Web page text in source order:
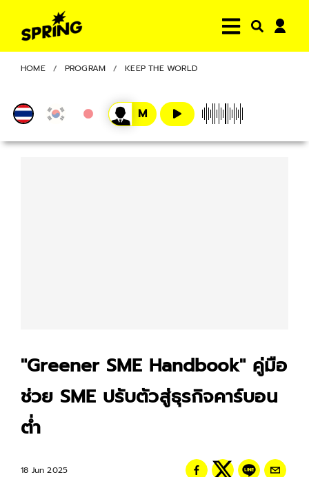
HOME PROGRAM KEEP THE WORLD
"Greener SME Handbook" คู่มือ
ช่วย SME ปรับตัวสู่ธุรกิจคาร์บอน
ต่ำ
18 Jun 2025